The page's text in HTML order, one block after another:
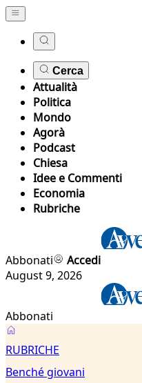
Cerca
Attualità
Politica
Mondo
Agorà
Podcast
Chiesa
Idee e Commenti
Economia
Rubriche
Abbonati
Accedi
August 9, 2026
Abbonati
Benché
giovani
RUBRICHE
Benché giovani